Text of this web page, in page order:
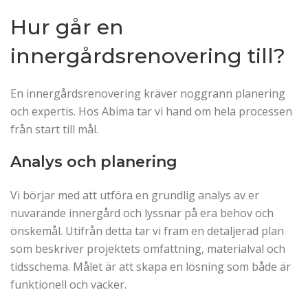
Hur går en
innergårdsrenovering till?
En innergårdsrenovering kräver noggrann planering
och expertis. Hos Abima tar vi hand om hela processen
från start till mål.
Analys och planering
Vi börjar med att utföra en grundlig analys av er
nuvarande innergård och lyssnar på era behov och
önskemål. Utifrån detta tar vi fram en detaljerad plan
som beskriver projektets omfattning, materialval och
tidsschema. Målet är att skapa en lösning som både är
funktionell och vacker.